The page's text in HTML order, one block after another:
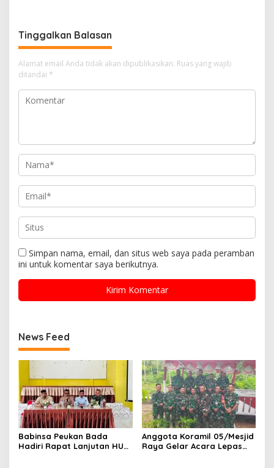
Tinggalkan Balasan
Alamat email Anda tidak akan dipublikasikan. Ruas yang wajib
ditandai *
Simpan nama, email, dan situs web saya pada peramban
ini untuk komentar saya berikutnya.
News Feed
Babinsa Peukan Bada
Hadiri Rapat Lanjutan HUT
Anggota Koramil 05/Mesjid
Raya Gelar Acara Lepas